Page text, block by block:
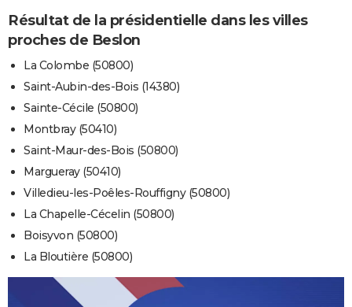
Résultat de la présidentielle dans les villes
proches de Beslon
La Colombe (50800)
Saint-Aubin-des-Bois (14380)
Sainte-Cécile (50800)
Montbray (50410)
Saint-Maur-des-Bois (50800)
Margueray (50410)
Villedieu-les-Poêles-Rouffigny (50800)
La Chapelle-Cécelin (50800)
Boisyvon (50800)
La Bloutière (50800)